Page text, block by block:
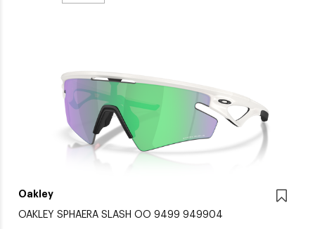
Oakley
OAKLEY SPHAERA SLASH OO 9499 949904